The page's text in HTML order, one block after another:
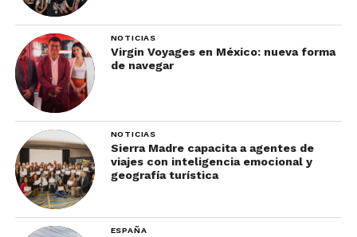
NOTICIAS
Virgin Voyages en México: nueva forma
de navegar
NOTICIAS
Sierra Madre capacita a agentes de
viajes con inteligencia emocional y
geografía turística
ESPAÑA